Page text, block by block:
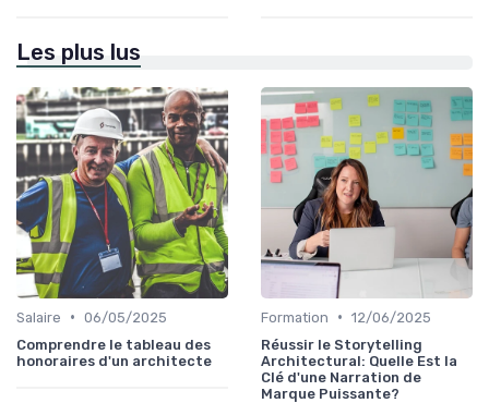
Les plus lus
Salaire • 06/05/2025
Comprendre le tableau des
honoraires d'un architecte
Formation • 12/06/2025
Réussir le Storytelling
Architectural: Quelle Est la
Clé d'une Narration de
Marque Puissante?